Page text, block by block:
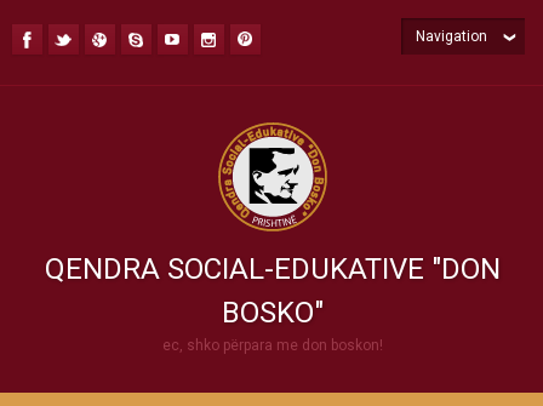
QENDRA SOCIAL-EDUKATIVE "DON
BOSKO"
ec, shko përpara me don boskon!
Navigation